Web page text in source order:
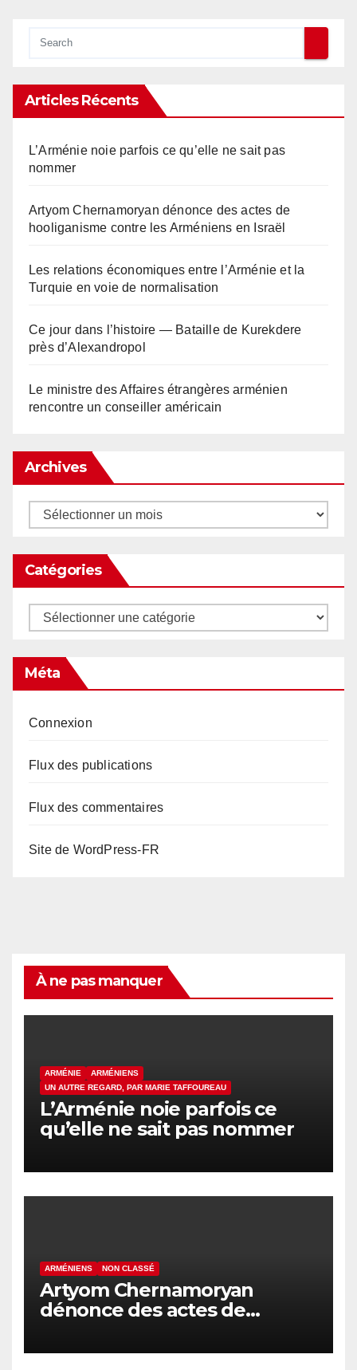
Articles Récents
L’Arménie noie parfois ce qu’elle ne sait pas
nommer
Artyom Chernamoryan dénonce des actes de
hooliganisme contre les Arméniens en Israël
Les relations économiques entre l’Arménie et la
Turquie en voie de normalisation
Ce jour dans l’histoire — Bataille de Kurekdere
près d’Alexandropol
Le ministre des Affaires étrangères arménien
rencontre un conseiller américain
Archives
Archives
Catégories
Catégories
Méta
Connexion
Flux des publications
Flux des commentaires
Site de WordPress-FR
À ne pas manquer
ARMÉNIE
ARMÉNIENS
UN AUTRE REGARD, PAR MARIE TAFFOUREAU
L’Arménie noie parfois ce
qu’elle ne sait pas nommer
ARMÉNIENS NON CLASSÉ
Artyom Chernamoryan
dénonce des actes de
Arméniens en Israël